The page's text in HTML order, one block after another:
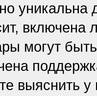
уникальна
включена
могут
выяснить